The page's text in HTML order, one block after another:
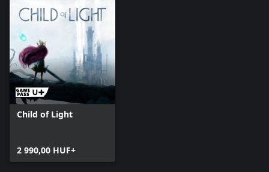
Child of Light
2 990,00 HUF+